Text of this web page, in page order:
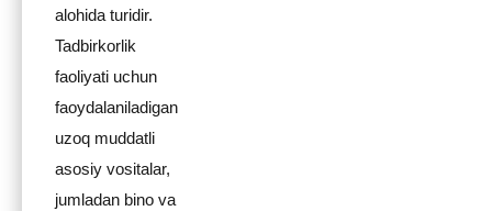
alohida turidir.
Tadbirkorlik
faoliyati uchun
faoydalaniladigan
uzoq muddatli
asosiy vositalar,
jumladan bino va